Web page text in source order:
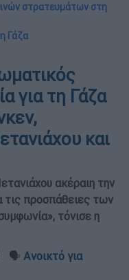
στρατευμάτων στη
Γάζα
για τη Γάζα
και
ακέραιη την
τις προσπάθειες των
τόνισε η
┋ 🗣️ Ανοικτό για